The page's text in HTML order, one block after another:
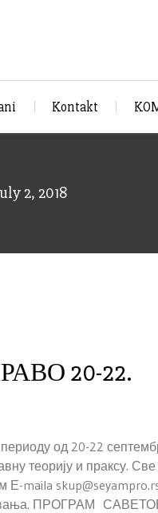
Kontakt
2, 2018
20-22.
од 20-22
теорију и праксу. Све
maila
ПРОГРАМ